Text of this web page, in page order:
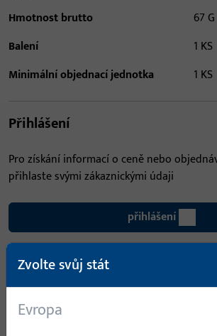
Hmotnost brutto
67 G
Balení
1 KS
Minimální objednací jednotka
1 KS
Přihlášení
Pro získání informací o ceně nebo
přihlaste svými zákaznickými údaji
přihlášení
Zvolte svůj stát
Evropa